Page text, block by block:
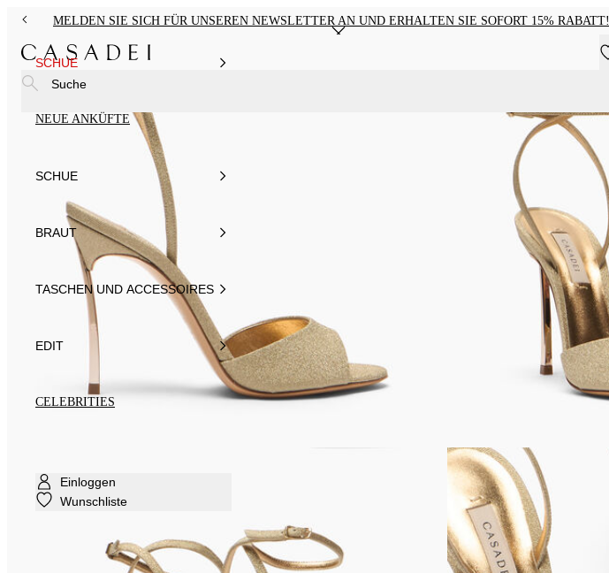
MELDEN SIE SICH FÜR UNSEREN NEWSLETTER AN UND ERHALTEN SIE SOFORT 15% RABATT!
SCHUE
NEUE ANKÜFTE
SCHUE
BRAUT
TASCHEN UND ACCESSOIRES
EDIT
CELEBRITIES
Einloggen
Wunschliste
Suche